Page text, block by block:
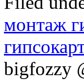
монтаж
bigfozzy